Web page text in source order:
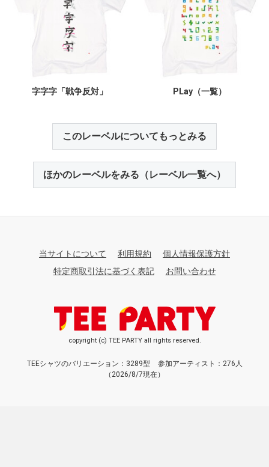
字字字「戦争反対」 PLay（一覧）
このレーベルについてもっとみる
ほかのレーベルをみる（レーベル一覧へ）
当サイトについて 利用規約
個人情報保護方針
特定商取引法に基づく表記
お問い合わせ
copyright (c) TEE PARTY all rights reserved.
TEEシャツのバリエーション：3289型
参加アーティスト：276人
（2026/8/7現在）